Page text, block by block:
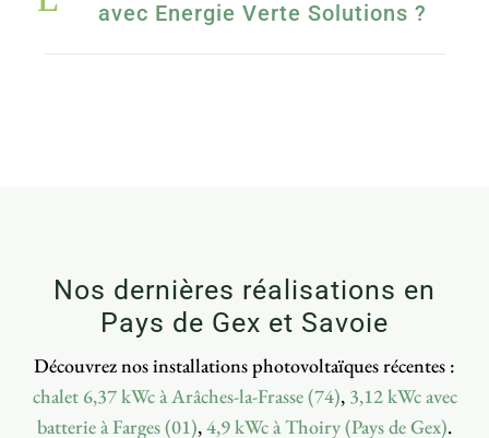
avec Energie Verte Solutions ?
Nos dernières réalisations en
Pays de Gex et Savoie
Découvrez nos installations photovoltaïques récentes :
chalet 6,37 kWc à Arâches-la-Frasse (74), 3,12 kWc avec
batterie à Farges (01),4,9 kWc à Thoiry (Pays de Gex).